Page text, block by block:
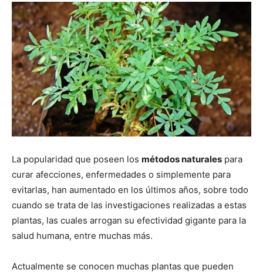
La popularidad que poseen los métodos naturales para
curar afecciones, enfermedades o simplemente para
evitarlas, han aumentado en los últimos años, sobre todo
cuando se trata de las investigaciones realizadas a estas
plantas, las cuales arrogan su efectividad gigante para la
salud humana, entre muchas más.
Actualmente se conocen muchas plantas que pueden